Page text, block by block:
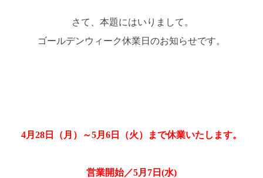
さて、本題にはいりまして。
ゴールデンウィーク休業日のお知らせです。
4月28日（月）～5月6日（火）まで休業いたします。
営業開始／5月7日(水)